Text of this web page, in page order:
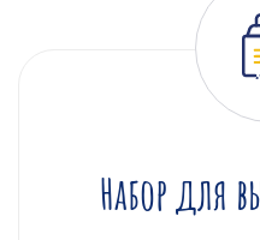
Набор для